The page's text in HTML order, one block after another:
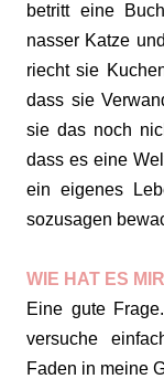
betritt eine
nasser Katze
riecht sie
dass sie
sie das noch
dass es eine
ein eigenes
sozusagen
WIE HAT ES
Eine gute
versuche
Faden in meine